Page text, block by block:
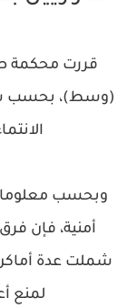
قررت محكمة
(وسط)، بحسب
وبحسب
أمنية، فإن
شملت عدة أماكن
لمنع